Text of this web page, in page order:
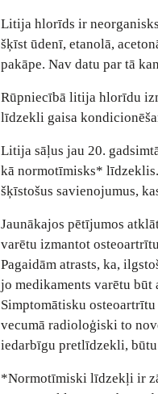
Litija hlorīds ir
šķīst ūdenī, etanolā,
pakāpe. Nav datu par tā
Rūpniecībā litija hlorīdu
līdzekli gaisa
Litija sāļus jau 20.
kā normotīmisks*
šķīstošus savienojumus,
Jaunākajos pētījumos
varētu izmantot
Pagaidām atrasts, ka,
jo medikaments varētu
Simptomātisku
vecumā radioloģiski to
iedarbīgu pretlīdzekli,
*Normotīmiski līdzekļi ir